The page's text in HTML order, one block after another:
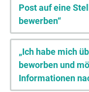
Post auf eine
bewerben“
„Ich habe mich
beworben und
Informationen